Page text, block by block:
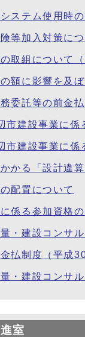
システム使用時
等加入対策につ
取組について
額に影響を及
委託等の前金
建設事業に係
建設事業に係
かる「設計違
配置について
係る参加資格
・建設コンサ
払制度（平成
・建設コンサ
室